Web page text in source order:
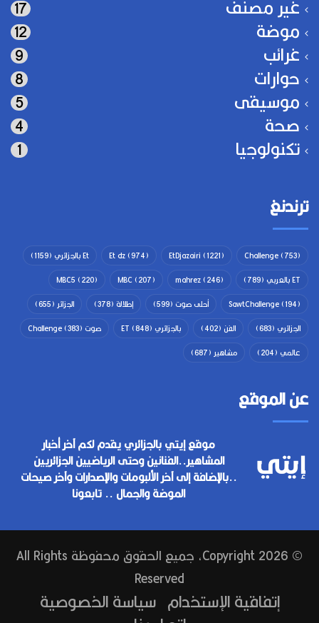
غير مصنف 17
موضة 12
غرائب 9
حوارات 8
موسيقى 5
صحة 4
تكنولوجيا 1
ترندنغ
Challenge(753)
EtDjazairi (1221)
Et dz(974) Et بالجزائري
(1159)
ET بالعربي
(789)
mahrez(246)
MBC(207)
MBC5 (220)
SawtChallenge(194) أحلى صوت (599) إطلالة (378) الجزائر (655)
الجزائري (683) الفن (402) بالجزائري ET (848) صوت Challenge (383)
عالمي (204) مشاهير (687)
عن الموقع
موقع إيتي بالجزائري يقدم لكم آخر أخبار
المشاهير..الفنانين وحتى الرياضيين الجزائريين
..بالإضافة إلى آخر الألبومات والإصدارات وآخر صيحات
الموضة والجمال .. تابعونا
© Copyright 2026, جميع الحقوق محفوظة All Rights
Reserved
إتفاقية الإستخدام سياسة الخصوصية